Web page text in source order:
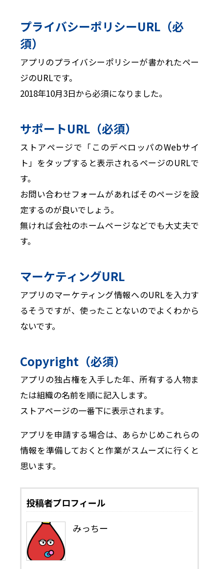
プライバシーポリシーURL（必
須）
アプリのプライバシーポリシーが書かれたペー
ジのURLです。
2018年10月3日から必須になりました。
サポートURL（必須）
ストアページで「このデベロッパのWebサイ
ト」をタップすると表示されるページのURLで
す。
お問い合わせフォームがあればそのページを設
定するのが良いでしょう。
無ければ会社のホームページなどでも大丈夫で
す。
マーケティングURL
アプリのマーケティング情報へのURLを入力す
るそうですが、使ったことないのでよくわから
ないです。
Copyright（必須）
アプリの独占権を入手した年、所有する人物ま
たは組織の名前を順に記入します。
ストアページの一番下に表示されます。
アプリを申請する場合は、あらかじめこれらの
情報を準備しておくと作業がスムーズに行くと
思います。
投稿者プロフィール
みっちー